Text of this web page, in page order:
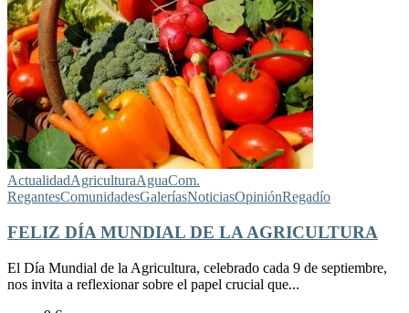
ActualidadAgriculturaAguaCom.
RegantesComunidadesGaleríasNoticiasOpiniónRegadío
FELIZ DÍA MUNDIAL DE LA AGRICULTURA
El Día Mundial de la Agricultura, celebrado cada 9 de septiembre,
nos invita a reflexionar sobre el papel crucial que...